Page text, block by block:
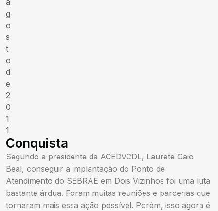
g
o
s
t
o
d
e
2
0
1
1
Conquista
Segundo a presidente da ACEDVCDL, Laurete Gaio
Beal, conseguir a implantação do Ponto de
Atendimento do SEBRAE em Dois Vizinhos foi uma luta
bastante árdua. Foram muitas reuniões e parcerias que
tornaram mais essa ação possível. Porém, isso agora é